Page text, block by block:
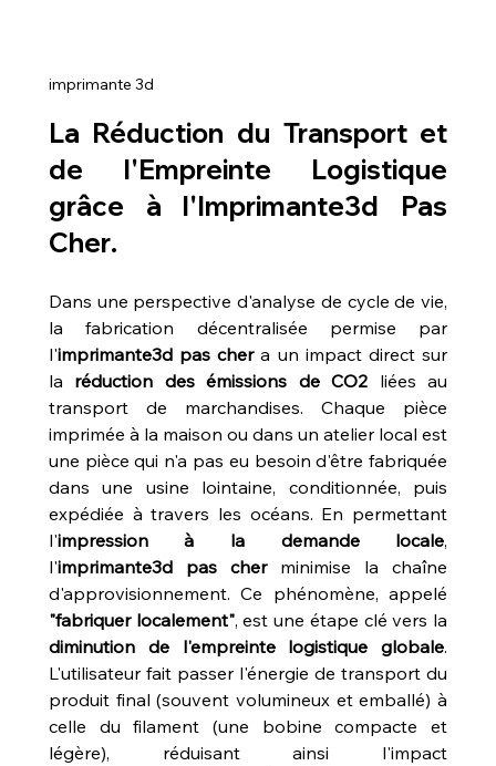
imprimante 3d
La Réduction du Transport et
de l'Empreinte Logistique
grâce à l'Imprimante3d Pas
Cher.
Dans une perspective d'analyse de cycle de vie,
la fabrication décentralisée permise par
l'imprimante3d pas cher a un impact direct sur
la réduction des émissions de CO2 liées au
transport de marchandises. Chaque pièce
imprimée à la maison ou dans un atelier local est
une pièce qui n'a pas eu besoin d'être fabriquée
dans une usine lointaine, conditionnée, puis
expédiée à travers les océans. En permettant
l'impression à la demande locale,
l'imprimante3d pas cher minimise la chaîne
"fabriquer localement"
diminution de l'empreinte logistique globale.
L'utilisateur fait passer l'énergie de transport du
produit final (souvent volumineux et emballé) à
celle du filament (une bobine compacte et
légère), réduisant ainsi l'impact